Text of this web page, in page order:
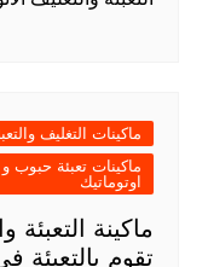
ماكينات التغليف
ماكينات تعبئة حبوب
اوتوماتيك
ماكينة التعبئة
تقوم